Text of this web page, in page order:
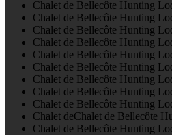
Chalet de Bellecôte Hunting
Chalet de Bellecôte Hunting
Chalet de Bellecôte Hunting
Chalet de Bellecôte Hunting
Chalet de Bellecôte Hunting
Chalet de Bellecôte Hunting
Chalet de Bellecôte Hunting
Chalet de Bellecôte Hunting
Chalet de Bellecôte Hunting
Chalet deChalet de Bellecôte
Chalet de Bellecôte Hunting